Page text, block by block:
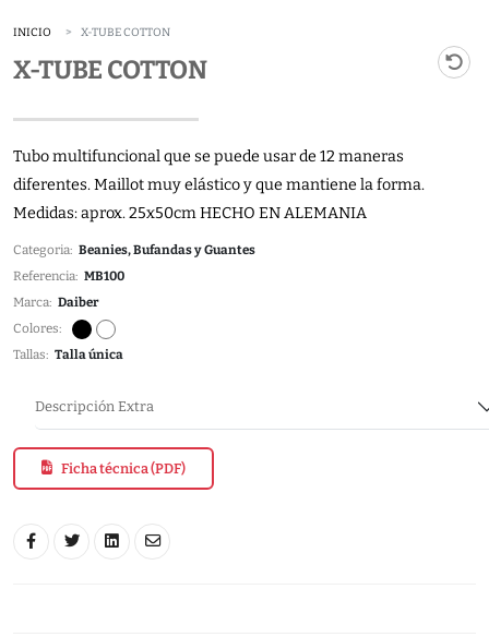
INICIO X-TUBE COTTON
X-TUBE COTTON
Tubo multifuncional que se puede usar de 12 maneras
diferentes. Maillot muy elástico y que mantiene la forma.
Medidas: aprox. 25x50cm HECHO EN ALEMANIA
Categoria: Beanies, Bufandas y Guantes
Referencia: MB100
Marca: Daiber
Colores:
Tallas: Talla única
Descripción Extra
Ficha técnica (PDF)